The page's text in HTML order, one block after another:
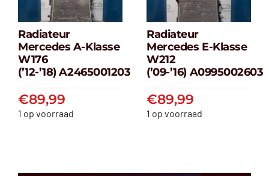
Radiateur
Mercedes A-
klasse W176
(’12-’18) A2465001203
€89,99
Radiateur
Mercedes A-Klasse
W176
(’12-’18) A2465001203
€89,99
1 op voorraad
Radiateur
Mercedes E-
klasse W212
(’09-’16)
€89,99
Radiateur
Mercedes E-Klasse
W212
(’09-’16) A0995002603
€89,99
1 op voorraad